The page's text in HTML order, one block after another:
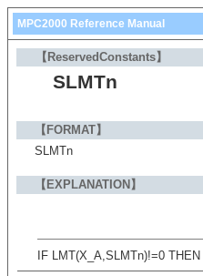
MPC2000 Reference Manual
【ReservedConstants】
SLMTn
【FORMAT】
SLMTn
【EXPLANATION】
IF LMT(X_A,SLMTn)!=0